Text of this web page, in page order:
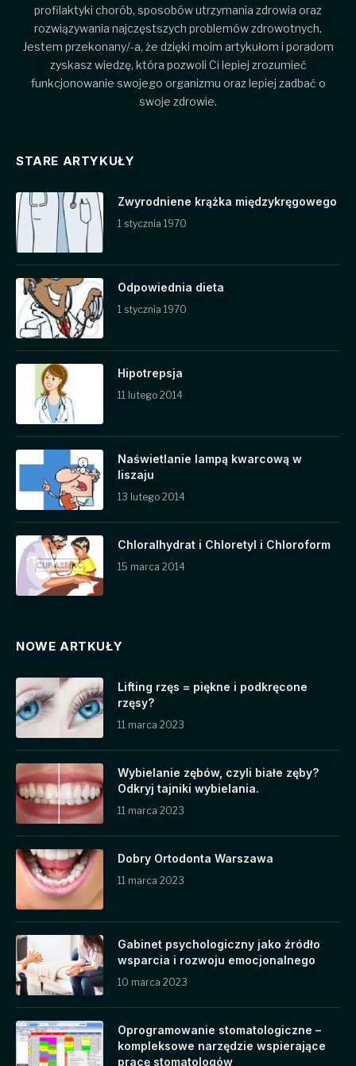
profilaktyki chorób, sposobów utrzymania zdrowia oraz
rozwiązywania najczęstszych problemów zdrowotnych.
Jestem przekonany/-a, że dzięki moim artykułom i poradom
zyskasz wiedzę, która pozwoli Ci lepiej zrozumieć
funkcjonowanie swojego organizmu oraz lepiej zadbać o
swoje zdrowie.
STARE ARTYKUŁY
Zwyrodniene krążka międzykręgowego
1 stycznia 1970
Odpowiednia dieta
1 stycznia 1970
Hipotrepsja
11 lutego 2014
Naświetlanie lampą kwarcową w
liszaju
13 lutego 2014
Chloralhydrat i Chloretyl i Chloroform
15 marca 2014
NOWE ARTKUŁY
Lifting rzęs = piękne i podkręcone
rzęsy?
11 marca 2023
Wybielanie zębów, czyli białe zęby?
Odkryj tajniki wybielania.
11 marca 2023
Dobry Ortodonta Warszawa
11 marca 2023
Gabinet psychologiczny jako źródło
wsparcia i rozwoju emocjonalnego
10 marca 2023
Oprogramowanie stomatologiczne –
kompleksowe narzędzie wspierające
pracę stomatologów